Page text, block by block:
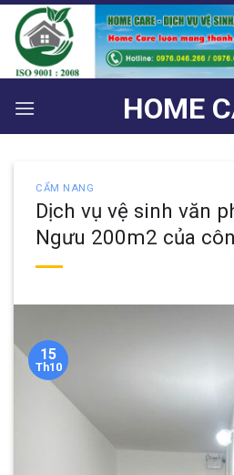
Bỏ
qua
nội
dung
HOME
CẨM NANG
Dịch vụ vệ sinh văn
Ngưu 200m2 của
15
Th10